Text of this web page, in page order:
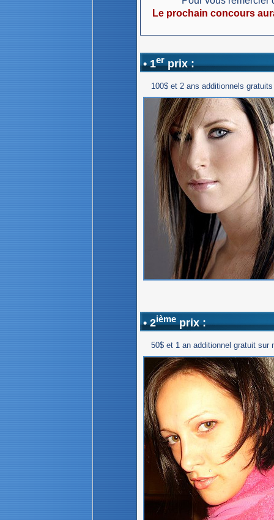
Le prochain concours
• 1erprix :
100$ et 2 ans additionnels
• 2ièmeprix :
50$ et 1 an additionnel gratuit sur